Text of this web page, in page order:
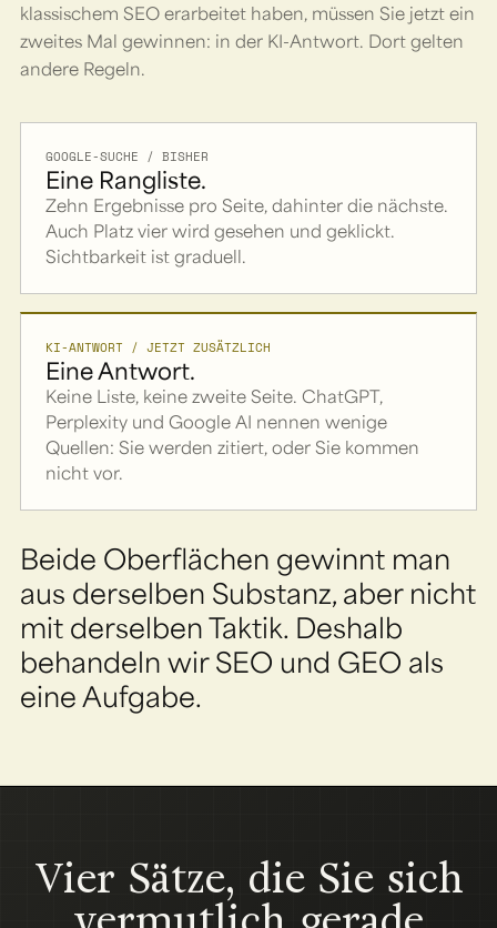
klassischem SEO erarbeitet haben, müssen Sie jetzt ein
zweites Mal gewinnen: in der KI-Antwort. Dort gelten
andere Regeln.
GOOGLE-SUCHE / BISHER
Eine Rangliste.
Zehn Ergebnisse pro Seite, dahinter die nächste.
Auch Platz vier wird gesehen und geklickt.
Sichtbarkeit ist graduell.
KI-ANTWORT / JETZT ZUSÄTZLICH
Eine Antwort.
Keine Liste, keine zweite Seite. ChatGPT,
Perplexity und Google AI nennen wenige
Quellen: Sie werden zitiert, oder Sie kommen
nicht vor.
Beide Oberflächen gewinnt man
aus derselben Substanz, aber nicht
mit derselben Taktik. Deshalb
behandeln wir SEO und GEO als
eine Aufgabe.
Vier Sätze, die Sie sich